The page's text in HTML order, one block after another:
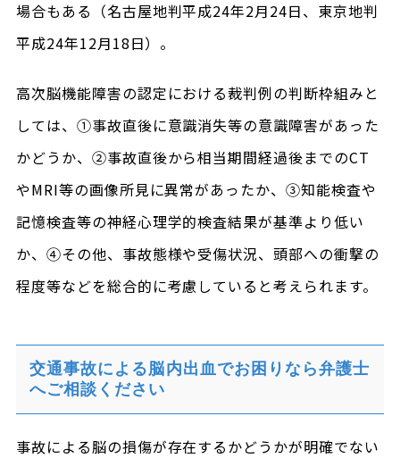
場合もある（名古屋地判平成24年2月24日、東京地判
平成24年12月18日）。
高次脳機能障害の認定における裁判例の判断枠組みと
しては、①事故直後に意識消失等の意識障害があった
かどうか、②事故直後から相当期間経過後までのCT
やMRI等の画像所見に異常があったか、③知能検査や
記憶検査等の神経心理学的検査結果が基準より低い
か、④その他、事故態様や受傷状況、頭部への衝撃の
程度等などを総合的に考慮していると考えられます。
交通事故による脳内出血でお困りなら弁護士
へご相談ください
事故による脳の損傷が存在するかどうかが明確でない